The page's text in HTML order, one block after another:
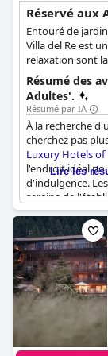
Réservé aux
Entouré de
Villa del Re est
relaxation sont
clients âgés de
confortables,
l'atmosphère la
garantir un
Résumé des
Adultes'.
Résumé par IA
À la recherche
cherchez pas
Luxury Hotels of
l'endroit idéal
d'indulgence.
sereine de
comme "un vrai
synonyme de
caractéristique,
simplement
des éloges pour
déclaré : "merci
adultes a
"toutes nos
Si vous êtes à
pour adultes, La
Lire les